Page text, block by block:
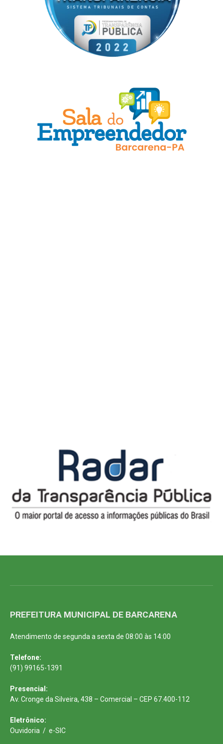
PREFEITURA MUNICIPAL DE BARCARENA
Atendimento de segunda a sexta de 08:00 às 14:00
Telefone:
(91) 99165-1391
Presencial:
Av. Cronge da Silveira, 438 – Comercial – CEP 67.400-112
Eletrônico:
Ouvidoria / e-SIC